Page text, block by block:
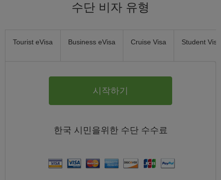
수단 비자 유형
Tourist eVisa Business eVisa Cruise Visa Student Visa
시작하기
한국 시민을위한 수단 수수료